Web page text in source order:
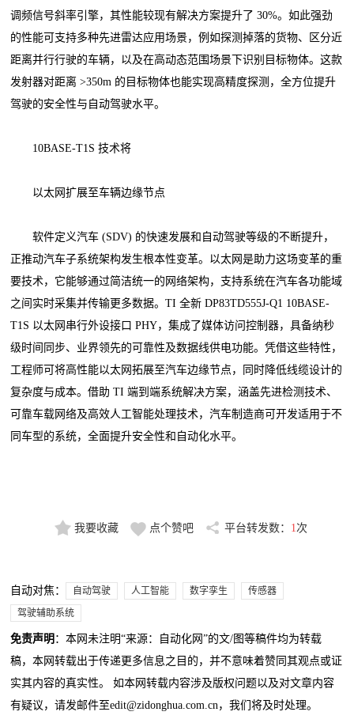
调频信号斜率引擎，其性能较现有解决方案提升了 30%。如此强劲
的性能可支持多种先进雷达应用场景，例如探测掉落的货物、区分近
距离并行行驶的车辆，以及在高动态范围场景下识别目标物体。这款
发射器对距离 >350m 的目标物体也能实现高精度探测，全方位提升
驾驶的安全性与自动驾驶水平。
10BASE-T1S 技术将
以太网扩展至车辆边缘节点
软件定义汽车 (SDV) 的快速发展和自动驾驶等级的不断提升，
正推动汽车子系统架构发生根本性变革。以太网是助力这场变革的重
要技术，它能够通过简洁统一的网络架构，支持系统在汽车各功能域
之间实时采集并传输更多数据。TI 全新 DP83TD555J-Q1 10BASE-
T1S 以太网串行外设接口 PHY，集成了媒体访问控制器，具备纳秒
级时间同步、业界领先的可靠性及数据线供电功能。凭借这些特性，
工程师可将高性能以太网拓展至汽车边缘节点，同时降低线缆设计的
复杂度与成本。借助 TI 端到端系统解决方案，涵盖先进检测技术、
可靠车载网络及高效人工智能处理技术，汽车制造商可开发适用于不
同车型的系统，全面提升安全性和自动化水平。
我要收藏 点个赞吧 平台转发数： 1 次
自动对焦： 自动驾驶 人工智能 数字孪生
传感器
驾驶辅助系统
免责声明 ：本网未注明“来源：自动化网”的文/图等稿件均为转载
稿，本网转载出于传递更多信息之目的，并不意味着赞同其观点或证
实其内容的真实性。 如本网转载内容涉及版权问题以及对文章内容
有疑议，请发邮件至edit@zidonghua.com.cn，我们将及时处理。